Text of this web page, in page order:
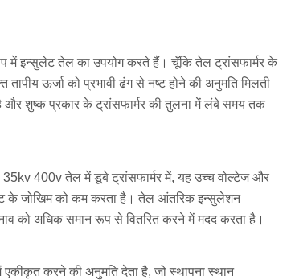
में इन्सुलेट तेल का उपयोग करते हैं। चूँकि तेल ट्रांसफार्मर के
ऊर्जा को प्रभावी ढंग से नष्ट होने की अनुमति मिलती
और शुष्क प्रकार के ट्रांसफार्मर की तुलना में लंबे समय तक
400v तेल में डूबे ट्रांसफार्मर में, यह उच्च वोल्टेज और
के जोखिम को कम करता है। तेल आंतरिक इन्सुलेशन
को अधिक समान रूप से वितरित करने में मदद करता है।
करने की अनुमति देता है, जो स्थापना स्थान